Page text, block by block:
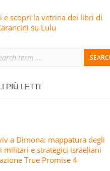
AFFERMA IL CORPO DELLE
DI ATTACCHI MISSILISTICI E
e scopri la vetrina dei libri di
su Lulu
PIÙ LETTI
a Dimona: mappatura degli
militari e strategici israeliani
True Promise 4